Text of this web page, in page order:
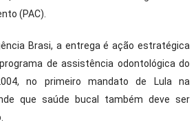
(PAC).
Brasi, a entrega é ação estratégica
de assistência odontológica do
no primeiro mandato de Lula na
que saúde bucal também deve ser